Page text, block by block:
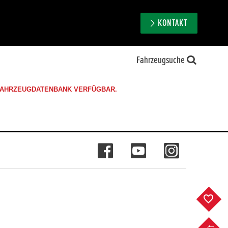
KONTAKT
Fahrzeugsuche
VERFÜGBAR.